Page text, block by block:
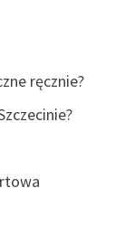
ręcznie?